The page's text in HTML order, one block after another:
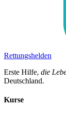
Rettungshelden
Erste Hilfe, die
Deutschland.
Kurse